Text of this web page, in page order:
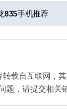
835手机推荐
转载自互联网，
题，请提交相关